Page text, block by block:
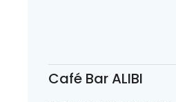
Café Bar ALIBI